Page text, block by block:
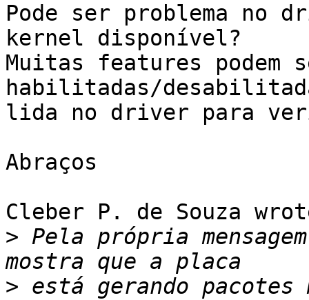
Pode ser problema no
kernel disponível?
Muitas features podem
habilitadas/
lida no driver para
Abraços
Cleber P. de Souza
> Pela própria
> está gerando pacotes